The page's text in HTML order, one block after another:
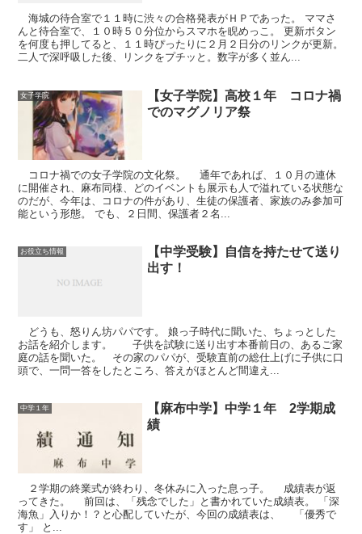
海城の待合室で１１時に渋々の合格発表がＨＰであった。 ママさ
んと待合室で、１０時５０分位からスマホを睨めっこ。 更新ボタン
を何度も押してると、１１時ぴったりに２月２日分のリンクが更新。
二人で深呼吸した後、リンクをプチッと。数字が多く並ん...
女子学院
【女子学院】高校１年 コロナ禍
でのマグノリア祭
コロナ禍での女子学院の文化祭。 通年であれば、１０月の連休
に開催され、麻布同様、どのイベントも展示も人で溢れている状態な
のだが、今年は、コロナの件があり、生徒の保護者、家族のみ参加可
能という形態。 でも、２日間、保護者２名...
お役立ち情報
【中学受験】自信を持たせて送り
出す！
どうも、怒りん坊パパです。 娘っ子時代に聞いた、ちょっとした
お話を紹介します。 子供を試験に送り出す本番前日の、あるご家
庭の話を聞いた。 その家のパパが、受験直前の総仕上げに子供に口
頭で、一問一答をしたところ、答えがほとんど間違え...
中学１年
【麻布中学】中学１年 2学期成
績
２学期の終業式が終わり、冬休みに入った息っ子。 成績表が返
ってきた。 前回は、「残念でした」と書かれていた成績表。 「深
海魚」入りか！？と心配していたが、今回の成績表は、 「優秀で
す」 と...